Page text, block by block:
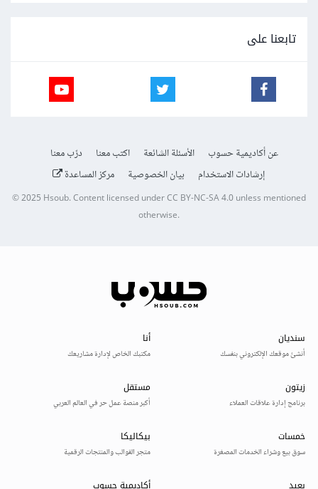
تابعنا على
عن أكاديمية حسوب الأسئلة الشائعة اكتب معنا
درّب معنا
إرشادات الاستخدام
بيان الخصوصية مركز المساعدة
© 2025Hsoub.Content licensed underCC BY-NC-SA 4.0unless mentioned
otherwise.